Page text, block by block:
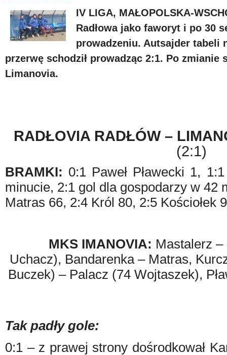
IV LIGA, MAŁOPOLSKA-
Radłowa jako faworyt i po 30
prowadzeniu. Autsajder tabeli
przerwę schodził prowadząc 2:1. Po zmianie
Limanovia.
RADŁOVIA RADŁÓW –
(2:1)
BRAMKI: 0:1 Paweł Pławecki 1,
minucie, 2:1 gol dla gospodarzy w 42
Matras 66, 2:4 Król 80, 2:5 Kościołek
MKS IMANOVIA: Mastalerz
Uchacz), Bandarenka – Matras,
Buczek) – Palacz (74 Wojtaszek),
Tak padły gole:
0:1 – z prawej strony dośrodkował